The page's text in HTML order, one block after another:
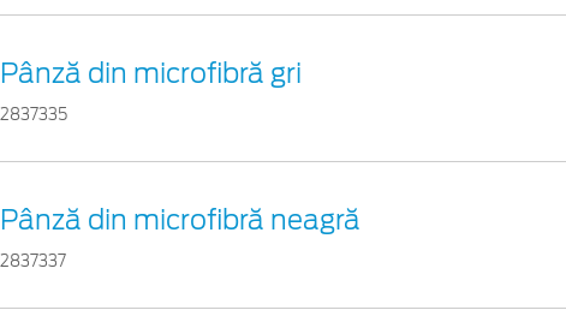
Pânză din microfibră gri
2837335
Pânză din microfibră neagră
2837337